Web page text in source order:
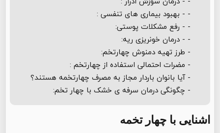
- - بهبود بیماری های تنفسی :
- - رفع مشکلات پوستی:
- - درمان خونریزی ریه:
- طرز تهیه دمنوش چهارتخم:
- مضرات احتمالی استفاده از چهارتخم :
- آیا بانوان باردار مجاز به مصرف چهارتخمه هستند؟
- چگونگی درمان سرفه ی خشک با چهار تخم:
اشنایی با چهار تخمه